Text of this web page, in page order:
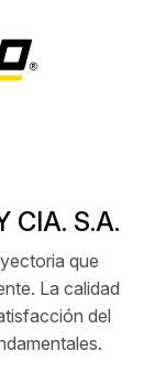
CIA. S.A.
que
La calidad
del